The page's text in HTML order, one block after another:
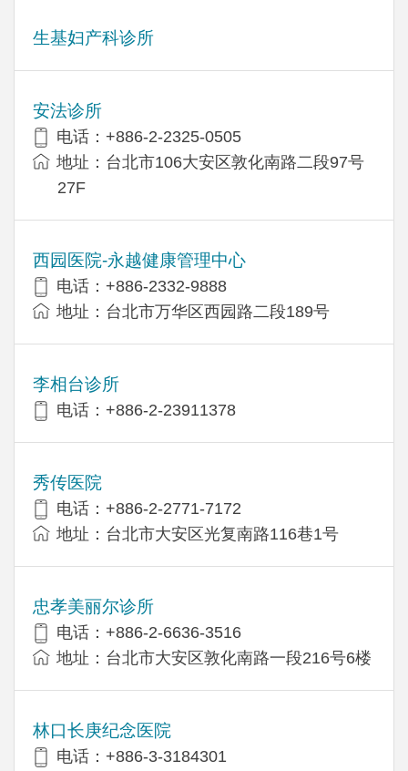
生基妇产科诊所
安法诊所
电话：+886-2-2325-0505
地址：台北市106大安区敦化南路二段97号
27F
西园医院-永越健康管理中心
电话：+886-2332-9888
地址：台北市万华区西园路二段189号
李相台诊所
电话：+886-2-23911378
秀传医院
电话：+886-2-2771-7172
地址：台北市大安区光复南路116巷1号
忠孝美丽尔诊所
电话：+886-2-6636-3516
地址：台北市大安区敦化南路一段216号6楼
林口长庚纪念医院
电话：+886-3-3184301